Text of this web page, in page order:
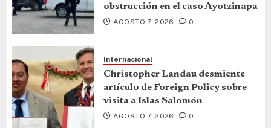
obstrucción en el caso Ayotzinapa
AGOSTO 7, 2026 0
Internacional
Christopher Landau desmiente
artículo de Foreign Policy sobre
visita a Islas Salomón
AGOSTO 7, 2026 0